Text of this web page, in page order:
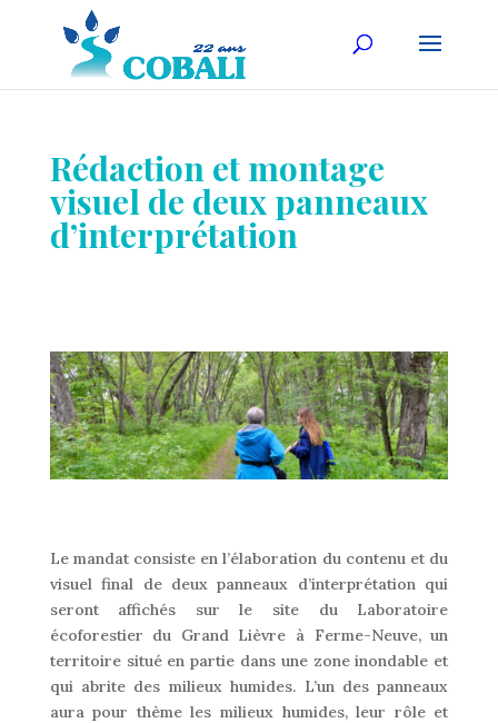
Rédaction et montage
visuel de deux panneaux
d’interprétation
Le mandat consiste en l’élaboration du contenu et du
visuel final de deux panneaux d’interprétation qui
seront affichés sur le site du Laboratoire
écoforestier du Grand Lièvre à Ferme-Neuve, un
territoire situé en partie dans une zone inondable et
qui abrite des milieux humides. L’un des panneaux
aura pour thème les milieux humides, leur rôle et